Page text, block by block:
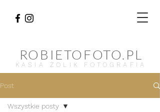
ROBIETOFOTO.PL
KASIA ŻOLIK FOTOGRAFIA
Post
Wszystkie posty